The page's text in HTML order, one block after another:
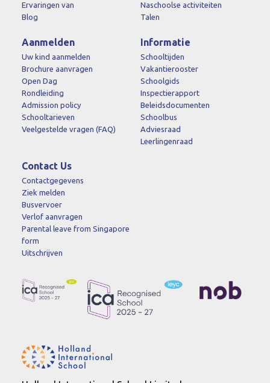
Ervaringen van
Blog
Naschoolse activiteiten
Talen
Aanmelden
Uw kind aanmelden
Brochure aanvragen
Open Dag
Rondleiding
Admission policy
Schooltarieven
Veelgestelde vragen (FAQ)
Informatie
Schooltijden
Vakantierooster
Schoolgids
Inspectierapport
Beleidsdocumenten
Schoolbus
Adviesraad
Leerlingenraad
Contact Us
Contactgegevens
Ziek melden
Busvervoer
Verlof aanvragen
Parental leave from Singapore
form
Uitschrijven